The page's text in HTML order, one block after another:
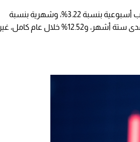
مكاسب أسبوعية بنسبة 3.22%، وشهرية بنسبة
11.14%، في حين تراجعت بنسبة 14.40% خلال ثلاثة أشهر، و29.34% على مدى ستة أشهر، و12.52% خلال عام كامل، غير